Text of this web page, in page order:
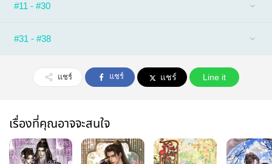
#11 - #30
#31 - #38
แชร์ แชร์ แชร์ Line it
เรื่องที่คุณอาจจะสนใจ